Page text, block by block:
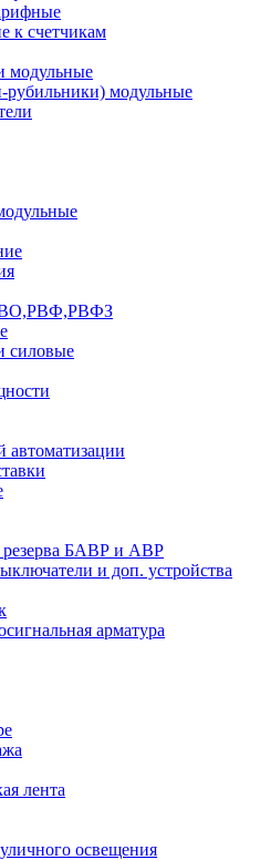
к счетчикам
модульные
модульные
cиловые
резерва БАВР и АВР
и доп. устройства
арматура
лента
освещения